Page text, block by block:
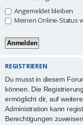
Angemeldet bleiben
Meinen Online-Status
REGISTRIEREN
Du musst in diesem
können. Die
ermöglicht dir, auf
Administration kann
Berechtigungen